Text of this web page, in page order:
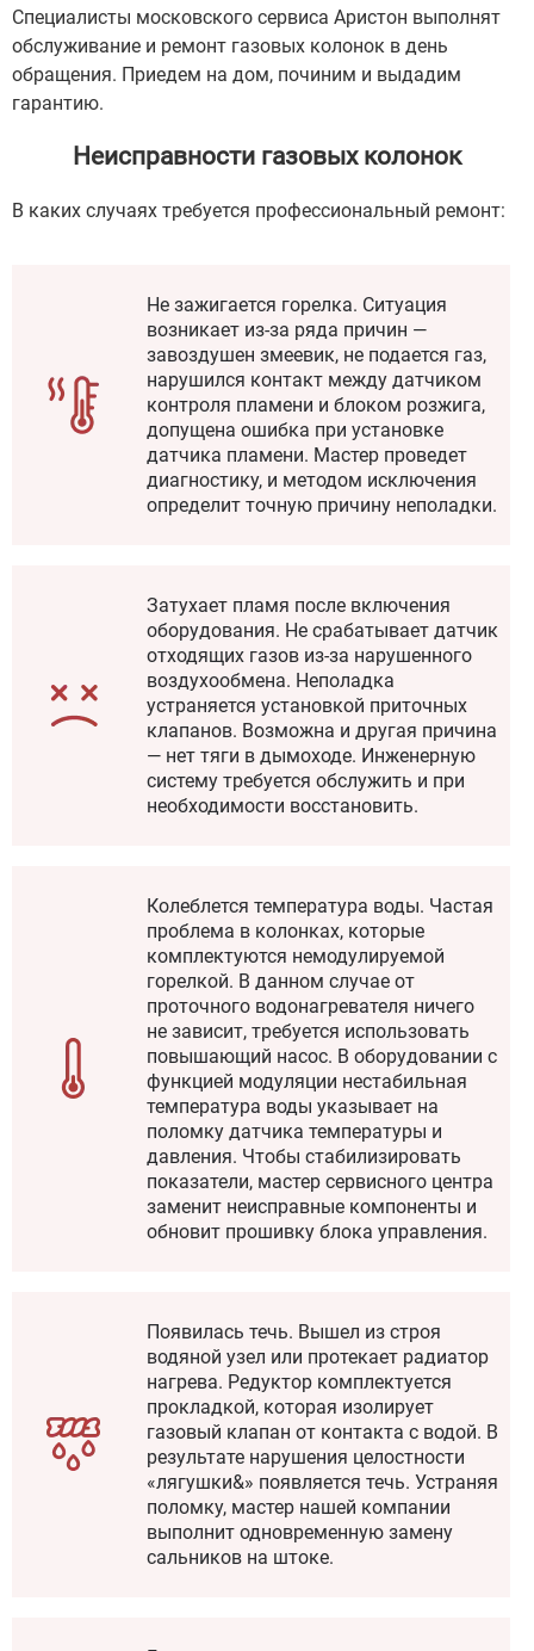
Специалисты московского сервиса Аристон выполнят
обслуживание и ремонт газовых колонок в день
обращения. Приедем на дом, починим и выдадим
гарантию.
Неисправности газовых колонок
В каких случаях требуется профессиональный ремонт:
Не зажигается горелка. Ситуация
возникает из-за ряда причин —
завоздушен змеевик, не подается газ,
нарушился контакт между датчиком
контроля пламени и блоком розжига,
допущена ошибка при установке
датчика пламени. Мастер проведет
диагностику, и методом исключения
определит точную причину неполадки.
Затухает пламя после включения
оборудования. Не срабатывает датчик
отходящих газов из-за нарушенного
воздухообмена. Неполадка
устраняется установкой приточных
клапанов. Возможна и другая причина
— нет тяги в дымоходе. Инженерную
систему требуется обслужить и при
необходимости восстановить.
Колеблется температура воды. Частая
проблема в колонках, которые
комплектуются немодулируемой
горелкой. В данном случае от
проточного водонагревателя ничего
не зависит, требуется использовать
повышающий насос. В оборудовании с
функцией модуляции нестабильная
температура воды указывает на
поломку датчика температуры и
давления. Чтобы стабилизировать
показатели, мастер сервисного центра
заменит неисправные компоненты и
обновит прошивку блока управления.
Появилась течь. Вышел из строя
водяной узел или протекает радиатор
нагрева. Редуктор комплектуется
прокладкой, которая изолирует
газовый клапан от контакта с водой. В
результате нарушения целостности
«лягушки&» появляется течь. Устраняя
поломку, мастер нашей компании
выполнит одновременную замену
сальников на штоке.